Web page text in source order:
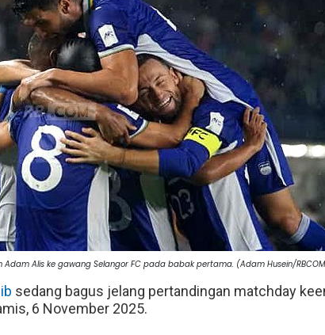
Alis ke gawang Selangor FC pada babak pertama. (Adam Husein/
sedang bagus jelang pertandingan matchday
6 November 2025.